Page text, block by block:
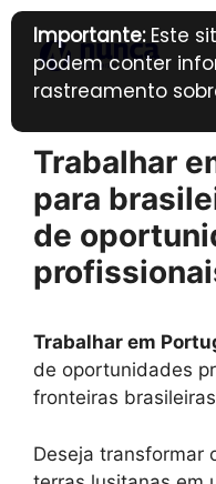
Pular
para
conteúdo
Trabalhar
para
de
Trabalhar em
de oportunidades
fronteiras
Deseja transformar
Importante:Este
podem conter
rastreamento